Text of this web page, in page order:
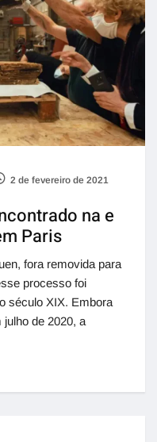
2 de fevereiro de 2021
na e
Paris
fora removida para
processo foi
século XIX. Embora
de 2020, a